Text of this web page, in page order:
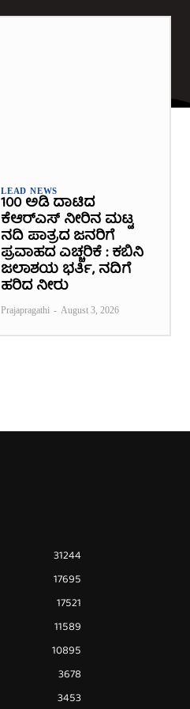
LEAD NEWS
100 ಅಡಿ ದಾಟಿದ
ಕೆಆರ್‌ಎಸ್ ನೀರಿನ ಮಟ್ಟ
ನದಿ ಪಾತ್ರದ ಜನರಿಗೆ
ಪ್ರವಾಹದ ಎಚ್ಚರಿಕೆ : ಕಬಿನಿ
ಜಲಾಶಯ ಭರ್ತಿ, ನದಿಗೆ
ಹರಿದ ನೀರು
Prajapragathi - August 3, 2026
31244
17695
17521
11589
10895
3678
3453